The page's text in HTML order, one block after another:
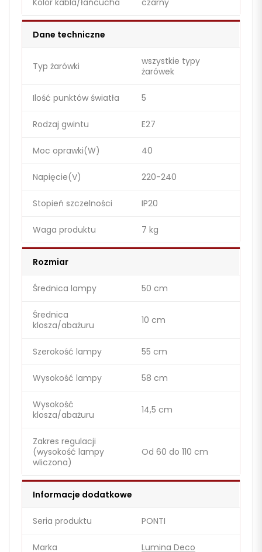
Kolor kabla/łańcucha czarny
Dane techniczne
Typ żarówki
wszystkie typy
żarówek
Ilość punktów światła 5
Rodzaj gwintu E27
Moc oprawki(W) 40
Napięcie(V) 220-240
Stopień szczelności IP20
Waga produktu 7 kg
Rozmiar
Średnica lampy 50 cm
Średnica
klosza/abażuru
10 cm
Szerokość lampy 55 cm
Wysokość lampy 58 cm
Wysokość
klosza/abażuru
14,5 cm
Zakres regulacji
(wysokość lampy
wliczona)
Od 60 do 110 cm
Informacje dodatkowe
Seria produktu PONTI
Marka Lumina Deco